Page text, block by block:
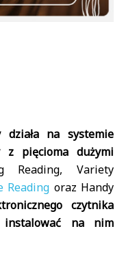
na systemie
z pięcioma dużymi
Reading, Variety
Reading oraz Handy
czytnika
instalować na nim